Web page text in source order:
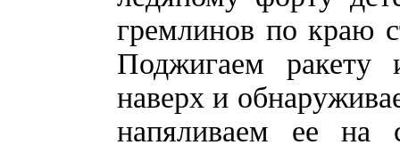
гремлинов по краю
Поджигаем ракету
наверх и
напяливаем ее